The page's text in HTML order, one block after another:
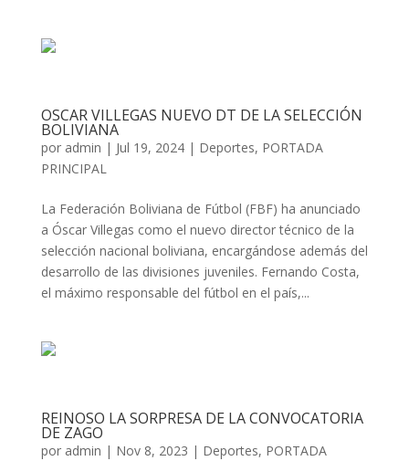
OSCAR VILLEGAS NUEVO DT DE LA SELECCIÓN
BOLIVIANA
por admin | Jul 19, 2024| Deportes, PORTADA
PRINCIPAL
La Federación Boliviana de Fútbol (FBF) ha anunciado
a Óscar Villegas como el nuevo director técnico de la
selección nacional boliviana, encargándose además del
desarrollo de las divisiones juveniles. Fernando Costa,
el máximo responsable del fútbol en el país,...
REINOSO LA SORPRESA DE LA CONVOCATORIA
DE ZAGO
por admin | Nov 8, 2023 | Deportes, PORTADA